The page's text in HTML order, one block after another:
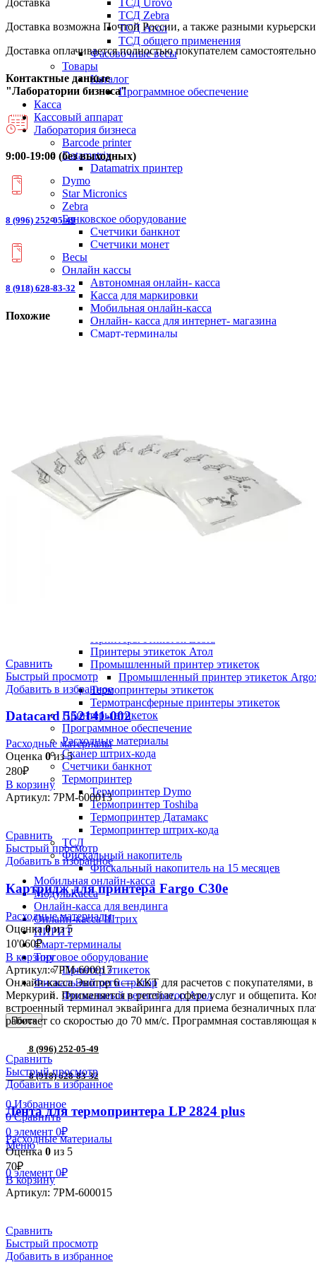
ТСД Urovo
ТСД Zebra
ТСД Атол
ТСД общего применения
Фасовочные весы
Товары
Каталог
Программное обеспечение
Касса
Кассовый аппарат
Лаборатория бизнеса
Barcode printer
Datamatrix
Datamatrix принтер
Dymo
Star Micronics
Zebra
Банковское оборудование
Счетчики банкнот
Счетчики монет
Весы
Онлайн кассы
Автономная онлайн- касса
Касса для маркировки
Мобильная онлайн-касса
Онлайн- касса для интернет- магазина
Смарт-терминалы
Принтер этикеток GlobalPOS
Принтер этикеток Godex
Принтер этикеток Honeywell (Intermec
Принтер этикеток LABAU
Принтер этикеток Mercury
Принтер этикеток Posiflex
Принтер этикеток SalePos
Принтер этикеток Samsung
Принтеры этикеток Атол
Промышленный принтер этикеток
Промышленный принтер этикеток
Термопринтеры этикеток
Термотрансферные принтеры этикеток
Принтеры этикеток
Программное обеспечение
Расходные материалы
Сканер штрих-кода
Счетчики банкнот
Термопринтер
Термопринтер Dymo
Термопринтер Toshiba
Термопринтер Датамакс
Термопринтер штрих-кода
ТСД
Фискальный накопитель
Фискальный накопитель на 15 месяцев
Мобильная онлайн-касса
МодульКасса
Онлайн-касса для вендинга
Онлайн-касса Штрих
ПИРИТ
Смарт-терминалы
Торговое оборудование
Принтер этикеток
Фискальный регистратор
Фискальный регистратор Атол
Поиск
8 (996) 252-05-49
8 (918) 628-83-32
0Избранное
0 Сравнить
0 элемент 0₽
Меню
0элемент 0₽
Доставка
Доставка возможна Почтой России, а также разными
Доставка оплачивается полностью покупателем
Контактные данные
"Лаборатории бизнеса"
9:00-19:00 (без выходных)
8 (996) 252-05-49
8 (918) 628-83-32
Похожие
Сравнить
Быстрый просмотр
Добавить в избранное
Datacard 552141-002
Расходные материалы
Оценка 0из 5
280₽
В корзину
Артикул: 7РМ-600013
Сравнить
Быстрый просмотр
Добавить в избранное
Картридж для принтера Fargo C30e
Расходные материалы
Оценка0из 5
10'060₽
В корзину
Артикул:7РМ-600017
Онлайн-касса Эвотор 6 — ККТ для расчетов с покупателями,
Меркурий. Применяется в ретейле, сфере услуг и общепита.
встроенный терминал эквайринга для приема безналичных
работает со скоростью до 70 мм/с. Программная
Сравнить
Быстрый просмотр
Добавить в избранное
Лента для термопринтера LP 2824 plus
Расходные материалы
Оценка 0 из 5
70₽
В корзину
Артикул: 7РМ-600015
Сравнить
Быстрый просмотр
Добавить в избранное